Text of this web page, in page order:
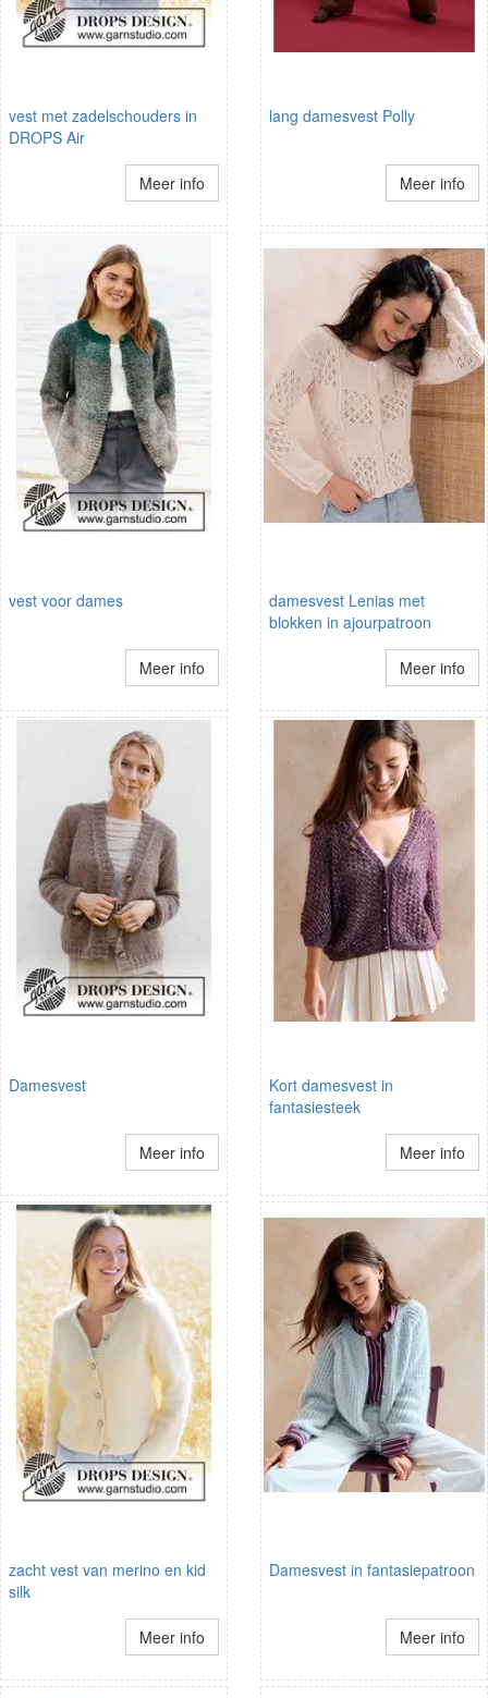
vest met zadelschouders in
DROPS Air
Meer info
lang damesvest Polly
Meer info
vest voor dames
Meer info
damesvest Lenias met
blokken in ajourpatroon
Meer info
Damesvest
Meer info
Kort damesvest in
fantasiesteek
Meer info
zacht vest van merino en kid
silk
Meer info
Damesvest in fantasiepatroon
Meer info